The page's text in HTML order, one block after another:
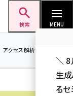
検索 MENU
アクセス解析／データ分析
＼ 8
生
る